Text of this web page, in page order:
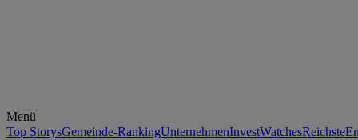
Menü
Top StorysGemeinde-RankingUnternehmenInvestWatchesReichste